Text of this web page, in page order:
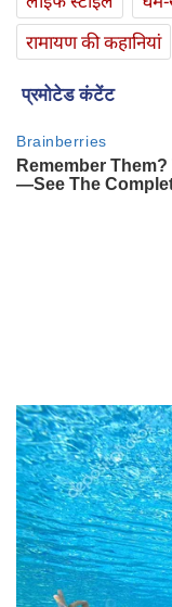
रामायण की कहानियां